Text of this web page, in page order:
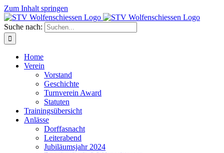
Zum Inhalt springen
Suche nach:
Home
Verein
Vorstand
Geschichte
Turnverein Award
Statuten
Trainingsübersicht
Anlässe
Dorffasnacht
Leiterabend
Jubiläumsjahr 2024